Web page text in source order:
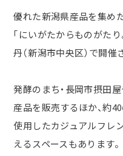
優れた新潟県産品を集めた
「にいがたからものがたり
丹（新潟市中央区）で開催
発酵のまち・長岡市摂田
産品を販売するほか、約40
使用したカジュアルフレ
えるスペースもあります。